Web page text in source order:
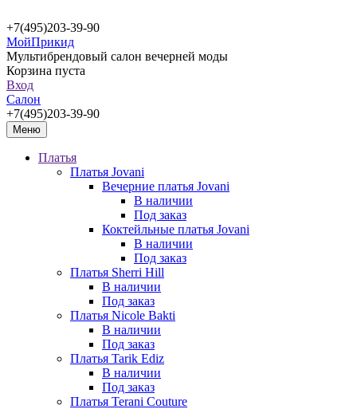
+7(495)203-39-90
МойПрикид
Мультибрендовый салон вечерней моды
Корзина пуста
Вход
Салон
+7(495)203-39-90
Меню
Платья
Платья Jovani
Вечерние платья Jovani
В наличии
Под заказ
Коктейльные платья Jovani
В наличии
Под заказ
Платья Sherri Hill
В наличии
Под заказ
Платья Nicole Bakti
В наличии
Под заказ
Платья Tarik Ediz
В наличии
Под заказ
Платья Terani Couture